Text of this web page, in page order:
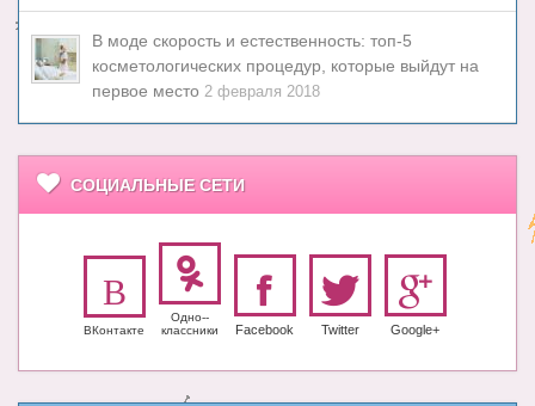
В моде скорость и естественность: топ-5
косметологических процедур, которые выйдут на
первое место 2 февраля 2018
СОЦИАЛЬНЫЕ СЕТИ
ВКонтакте
Одно-­
класс­ники
Facebook Twitter Google+